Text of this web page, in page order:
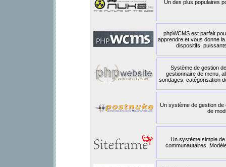
Un des plus populaires
phpWCMS est parfait
apprendre et vous donne
dispositifs,
Système de gestion
gestionnaire de menu,
sondages, catégorisation
Un système de gestion de
de
Un système simple
communautaires.